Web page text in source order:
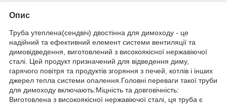
Опис
Труба утеплена(сендвіч) двостінна для димоходу - це
надійний та ефективний елемент системи вентиляції та
димовідведення, виготовлений з високоякісної нержавіючої
сталі. Цей продукт призначений для відведення диму,
гарячого повітря та продуктів згоряння з печей, котлів і інших
джерел тепла системи опалення.Головні переваги такої труби
для димоходу включають:Міцність та довговічність:
Виготовлена з високоякісної нержавіючої сталі, ця труба є